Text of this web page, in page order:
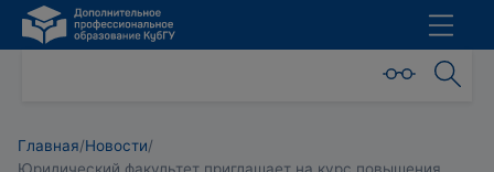
Главная/Новости/